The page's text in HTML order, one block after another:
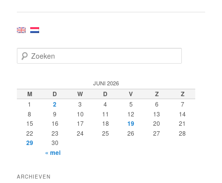
o
e
n
JUNI 2026
M D W D V Z Z
1 2 3 4 5 6
7
8
9 10 11 12 13
14
15
16 17 18 19 20
21
22
23 24 25 26 27 28
29 30
« mei
ARCHIEVEN